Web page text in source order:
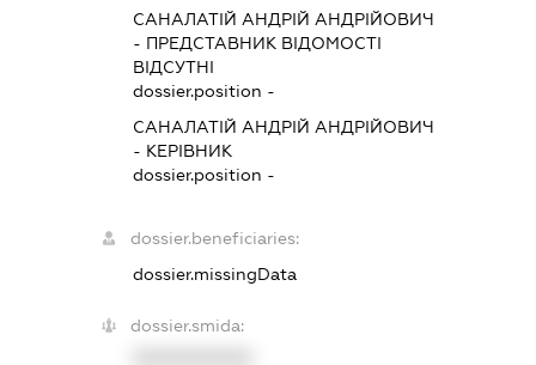
САНАЛАТІЙ АНДРІЙ АНДРІЙОВИЧ
- ПРЕДСТАВНИКВІДОМОСТІ
ВІДСУТНІ
dossier.position -
САНАЛАТІЙ АНДРІЙ АНДРІЙОВИЧ
- КЕРІВНИК
dossier.position -
dossier.beneficiaries:
dossier.missingData
dossier.smida: